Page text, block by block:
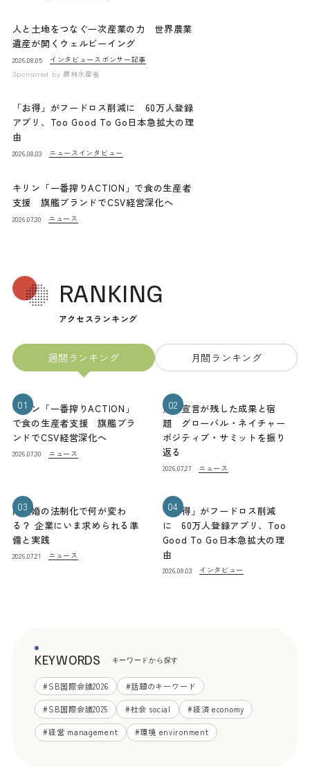
人と土地をつなぐ一次産業の力 世界農業
遺産が開くウェルビーイング
2026.08.05 インタビュー スポンサー記事
Sponsored by 農林水産省
「お得」がフードロス削減に 60万人登録
アプリ、Too Good To Go日本急拡大の理
由
2026.08.03 ニュース インタビュー
キリン「一番搾りACTION」で食の生産者
支援 旗艦ブランドでCSV経営深化へ
2026.07.30 ニュース
RANKING
アクセスランキング
週間ランキング 月間ランキング
01
キリン「一番搾りACTION」
で食の生産者支援 旗艦ブラ
ンドでCSV経営深化へ
2026.07.30 ニュース
02
熊本宣言が残した成果と宿
題 グローバル・ネイチャー
ポジティブ・サミットを振り
返る
2026.07.27 ニュース
03
同性婚の法制化で何が変わ
る？ 企業にいま求められる準
備と実践
2026.07.21 ニュース
04
「お得」がフードロス削減
に 60万人登録アプリ、Too
Good To Go日本急拡大の理
由
2026.08.03 インタビュー
KEYWORDS キーワードから探す
#SB国際会議2026 #話題のキーワード
#SB国際会議2025 #社会 social #経済 economy
#経営 management #環境 environment